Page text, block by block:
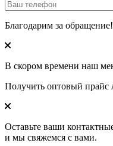
Благодарим за обращение!
В скором времени наш
Получить оптовый прайс
Оставьте ваши
и мы свяжемся с вами.